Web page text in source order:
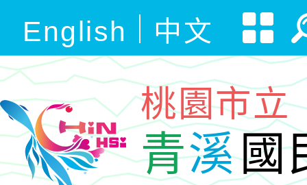
English 中文
桃園市立
青溪國